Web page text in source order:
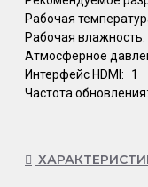
Рабочая
Рабочая влажность:
Атмосферное
Интерфейс HDMI:
1
Частота